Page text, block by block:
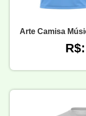
Arte Camisa